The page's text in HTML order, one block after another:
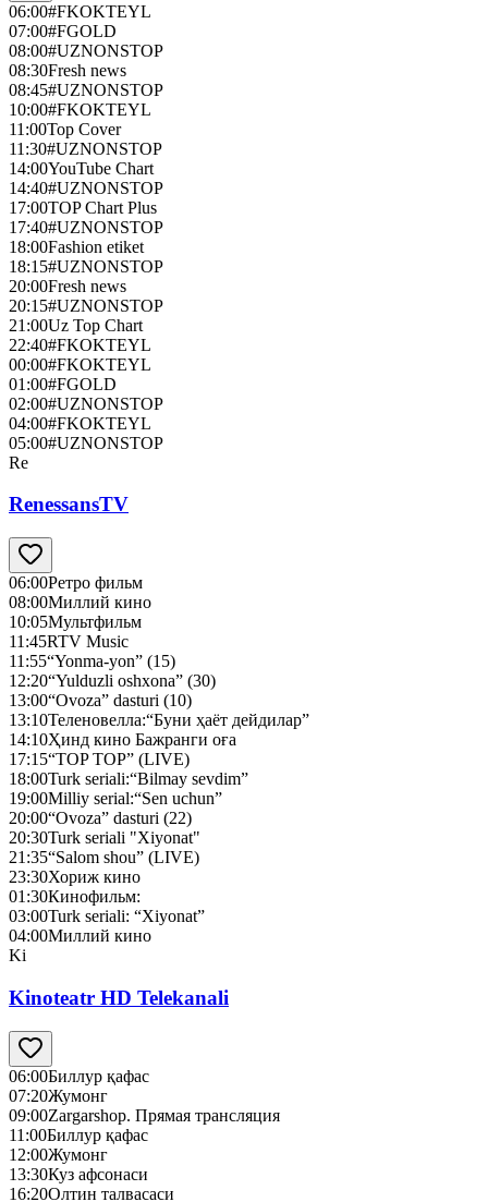
06:00#FKOKTEYL
07:00#FGOLD
08:00#UZNONSTOP
08:30Fresh news
08:45#UZNONSTOP
10:00#FKOKTEYL
11:00Top Cover
11:30#UZNONSTOP
14:00YouTube Chart
14:40#UZNONSTOP
17:00TOP Chart Plus
17:40#UZNONSTOP
18:00Fashion etiket
18:15#UZNONSTOP
20:00Fresh news
20:15#UZNONSTOP
21:00Uz Top Chart
22:40#FKOKTEYL
00:00#FKOKTEYL
01:00#FGOLD
02:00#UZNONSTOP
04:00#FKOKTEYL
05:00#UZNONSTOP
Re
RenessansTV
06:00Ретро фильм
08:00Миллий кино
10:05Мультфильм
11:45RTV Music
11:55“Yonma-yon” (15)
12:20“Yulduzli oshxona” (30)
13:00“Ovoza” dasturi (10)
13:10Теленовелла:“Буни ҳаёт дейдилар”
14:10Ҳинд кино Бажранги оға
17:15“TOP TOP” (LIVE)
18:00Turk seriali:“Bilmay sevdim”
19:00Milliy serial:“Sen uchun”
20:00“Ovoza” dasturi (22)
20:30Turk seriali "Xiyonat"
21:35“Salom shou” (LIVE)
23:30Хориж кино
01:30Кинофильм:
03:00Turk seriali: “Xiyonat”
04:00Миллий кино
Ki
Kinoteatr HD Telekanali
06:00Биллур қафас
07:20Жумонг
09:00Zargarshop. Прямая трансляция
11:00Биллур қафас
12:00Жумонг
13:30Куз афсонаси
16:20Олтин талвасаси